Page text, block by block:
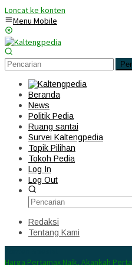
Loncat ke konten
Menu Mobile
Beranda
News
Politik Pedia
Ruang santai
Survei Kaltengpedia
Topik Pilihan
Tokoh Pedia
Log In
Log Out
Redaksi
Tentang Kami
Harga Pertamax Naik, Akankah